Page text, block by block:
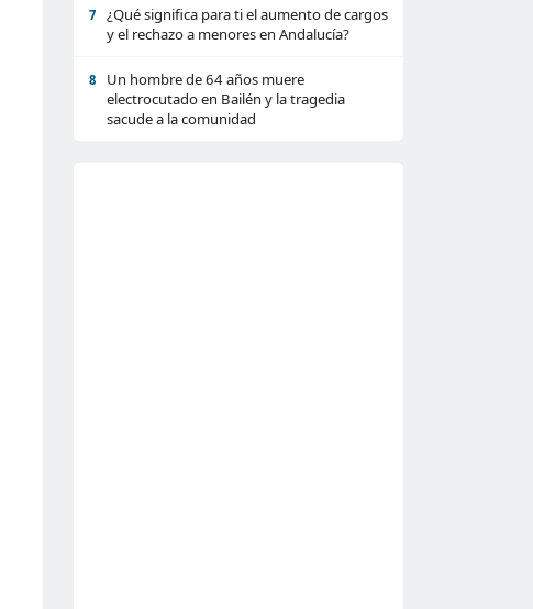
7
¿Qué significa para ti el aumento de cargos
y el rechazo a menores en Andalucía?
8
Un hombre de 64 años muere
electrocutado en Bailén y la tragedia
sacude a la comunidad